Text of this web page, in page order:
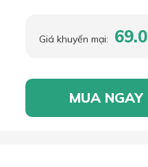
Giá khuyến mại:
MUA NGAY